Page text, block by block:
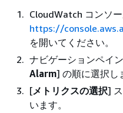
CloudWatch コンソ
https://
を開いてください。
ナビゲーションペイ
Alarm] の順に選択し
[メトリクスの選択]
います。